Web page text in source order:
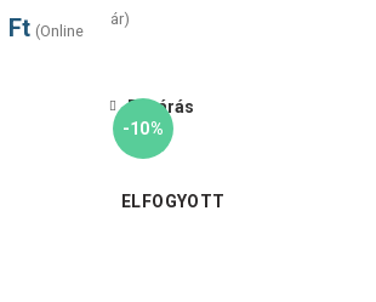
Ft (Online
ár)
-10%
ELFOGYOTT
Bezárás